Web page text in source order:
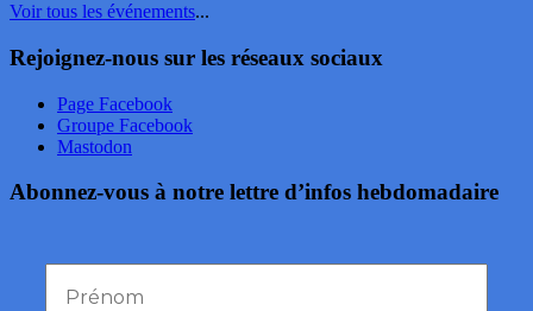
Voir tous les événements...
Rejoignez-nous sur les réseaux sociaux
Page Facebook
Groupe Facebook
Mastodon
Abonnez-vous à notre lettre d’infos hebdomadaire